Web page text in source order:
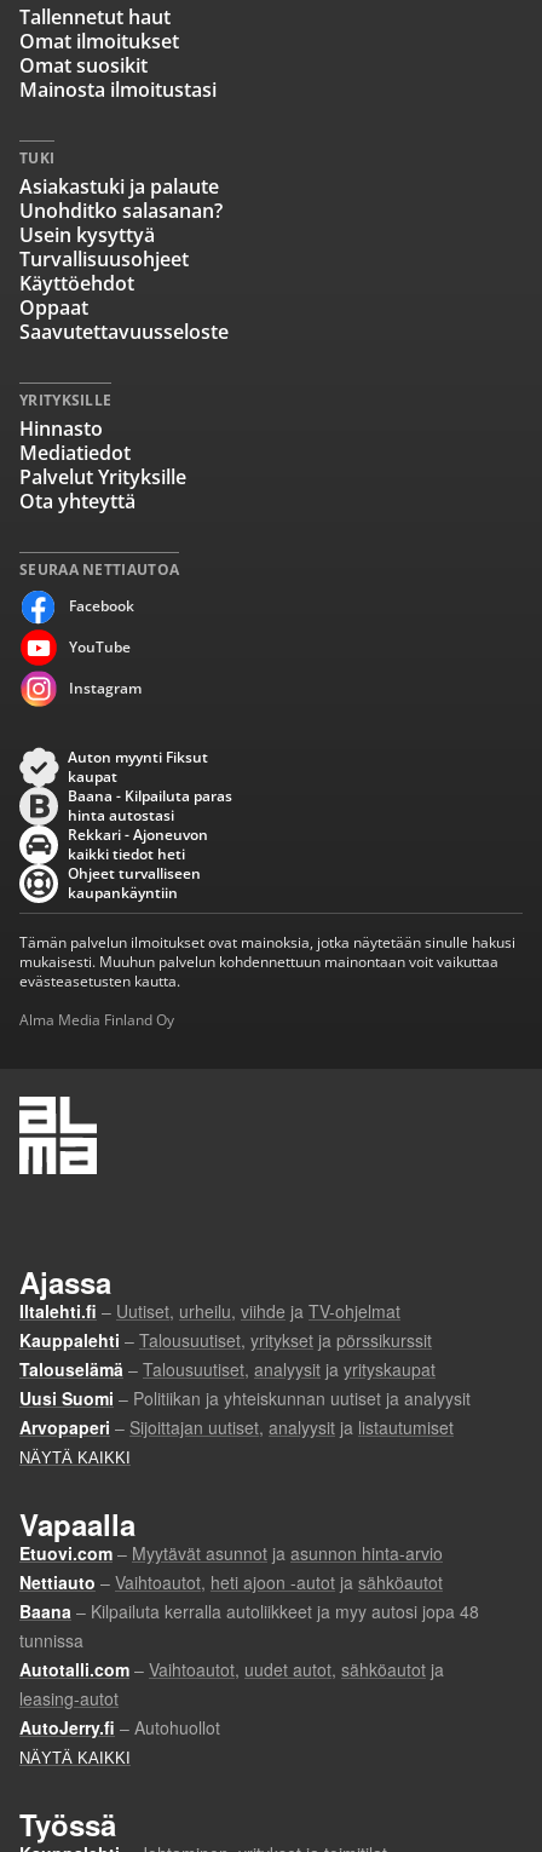
SEURAA NETTIAUTOA
Facebook
YouTube
Instagram
Tallennetut haut
Omat ilmoitukset
Omat suosikit
Mainosta ilmoitustasi
TUKI
Asiakastuki ja palaute
Unohditko salasanan?
Usein kysyttyä
Turvallisuusohjeet
Käyttöehdot
Oppaat
Saavutettavuusseloste
YRITYKSILLE
Hinnasto
Mediatiedot
Palvelut Yrityksille
Ota yhteyttä
Auton myynti Fiksut
kaupat
Baana - Kilpailuta paras
hinta autostasi
Rekkari - Ajoneuvon
kaikki tiedot heti
Ohjeet turvalliseen
kaupankäyntiin
Tämän palvelun ilmoitukset ovat mainoksia, jotka näytetään sinulle hakusi
mukaisesti. Muuhun palvelun kohdennettuun mainontaan voit vaikuttaa
evästeasetusten kautta.
Alma Media Finland Oy